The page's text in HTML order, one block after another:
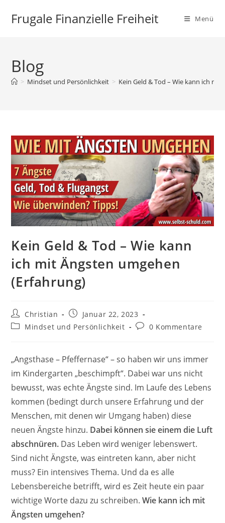
InhaltFrugale Finanzielle Freiheit Menü
Blog
> Mindset und Persönlichkeit > Kein Geld & Tod – Wie kann ich
Kein Geld & Tod – Wie kann
ich mit Ängsten umgehen
(Erfahrung)
Beitrags-
Autor:
Christian
Beitrag
veröffentlicht:
Januar 22, 2023
Beitrags-
Mindset und Persönlichkeit
Beitrags-
0 Kommentare
„Angsthase – Pfeffernase“ – so haben wir uns immer
im Kindergarten „beschimpft“. Dabei war uns nicht
bewusst, was echte Ängste sind. Im Laufe des Lebens
kommen (bedingt durch unsere Erfahrung und der
Menschen, mit denen wir Umgang haben) diese
neuen Ängste hinzu. Dabei können sie einem die Luft
abschnüren. Das Leben wird weniger lebenswert.
Sind nicht Ängste, was eintreten kann, aber nicht
muss? Ein intensives Thema. Und da es alle
Lebensbereiche betrifft, wird es Zeit heute ein paar
wichtige Worte dazu zu schreiben.Wie kann ich mit
Ängsten umgehen?